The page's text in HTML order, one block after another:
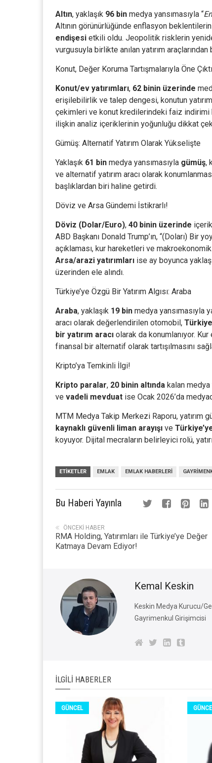
Altın, yaklaşık 96 bin medya yansımasıyla “
Altının görünürlüğünde enflasyon
endişesi etkili oldu. Jeopolitik risklerin
vurgusuyla birlikte anılan yatırım
Konut, Değer Koruma Tartışmalarıyla Öne Çıktı
Konut/ev yatırımları, 62 binin üzerinde
erişilebilirlik ve talep dengesi, konutun
çekimleri ve konut kredilerindeki faiz
ilişkin analiz içeriklerinin yoğunluğu dikkat
Gümüş: Alternatif Yatırım Olarak Yükselişte
Yaklaşık 61 bin medya yansımasıyla gümüş,
ve alternatif yatırım aracı olarak
başlıklardan biri haline getirdi.
Döviz ve Arsa Gündemi İstikrarlı!
Döviz (Dolar/Euro), 40 binin üzerinde
ABD Başkanı Donald Trump’ın, “(Doları) Bir
açıklaması, kur hareketleri ve
Arsa/arazi yatırımları ise ay boyunca
üzerinden ele alındı.
Türkiye’ye Özgü Bir Yatırım Algısı: Araba
Araba, yaklaşık 19 bin medya yansımasıyla
aracı olarak değerlendirilen otomobil,
bir yatırım aracı olarak da konumlanıyor.
finansal bir alternatif olarak tartışılmasını
Kripto’ya Temkinli İlgi!
Kripto paralar, 20 binin altında kalan medya
ve vadeli mevduat ise Ocak 2026’da
MTM Medya Takip Merkezi Raporu, yatırım
kaynaklı güvenli liman arayışı ve
koyuyor. Dijital mecraların belirleyici rolü,
ETIKETLER EMLAK EMLAK HABERLERI
Bu Haberi Yayınla
ÖNCEKI HABER
RMA Holding, Yatırımları ile Türkiye’ye Değer
Katmaya Devam Ediyor!
Kemal Keskin
Keskin Medya Kurucu/
Gayrimenkul Girişimcisi
İLGILI HABERLER
GÜNCEL